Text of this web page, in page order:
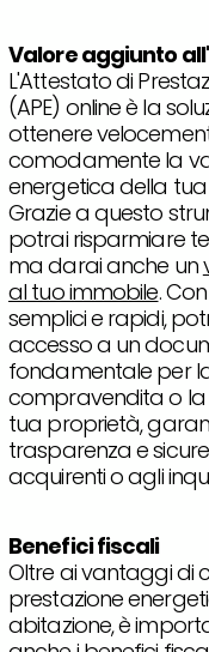
Valore aggiunto
L'Attestato di
(APE) online è la
ottenere
comodamente la
energetica della
Grazie a questo
potrai risparmiare
ma darai anche un
al tuo immobile.
semplici e rapidi,
accesso a un
fondamentale per
compravendita o la
tua proprietà,
trasparenza e
acquirenti o agli
Benefici fiscali
Oltre ai vantaggi di
prestazione
abitazione, è